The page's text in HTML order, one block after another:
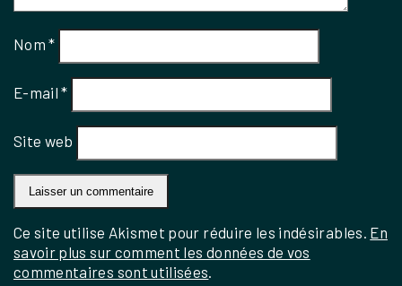
Nom*
E-mail*
Site web
Ce site utilise Akismet pour réduire les indésirables. En
savoir plus sur comment les données de vos
commentaires sont utilisées